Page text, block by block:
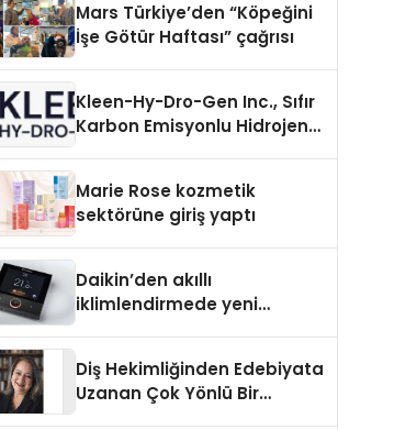
Mars Türkiye’den “Köpeğini
İşe Götür Haftası” çağrısı
Kleen-Hy-Dro-Gen Inc., Sıfır
Karbon Emisyonlu Hidrojen
Aldı
Marie Rose kozmetik
sektörüne giriş yaptı
Daikin’den akıllı
iklimlendirmede yeni
Diş Hekimliğinden Edebiyata
Uzanan Çok Yönlü Bir